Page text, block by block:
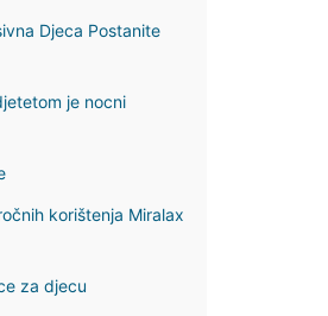
Djeca Postanite
je nocni
korištenja Miralax
za djecu